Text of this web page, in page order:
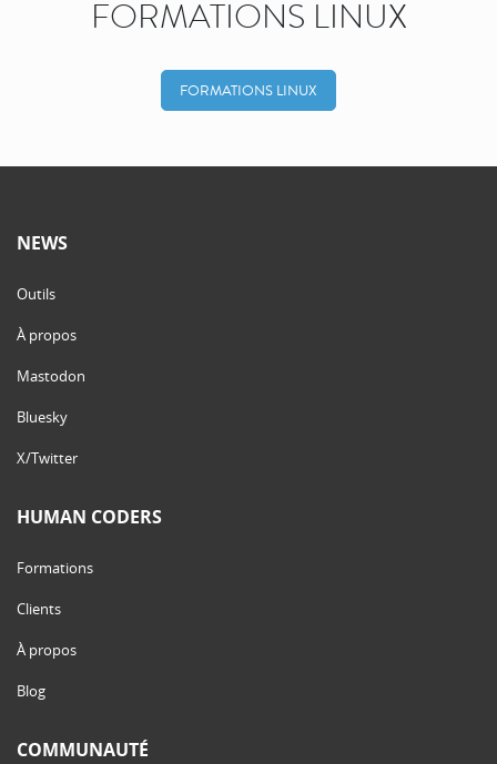
FORMATIONS LINUX
FORMATIONS LINUX
NEWS
Outils
À propos
Mastodon
Bluesky
X/Twitter
HUMAN CODERS
Formations
Clients
À propos
Blog
COMMUNAUTÉ